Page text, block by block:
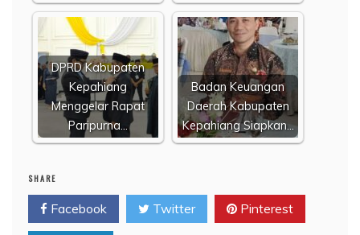
DPRD Kabupaten
Kepahiang
Menggelar Rapat
Paripurna…
Badan Keuangan
Daerah Kabupaten
Kepahiang Siapkan…
SHARE
Facebook Twitter Pinterest